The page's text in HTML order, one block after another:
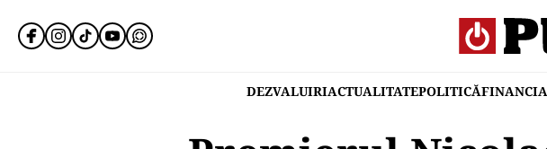
DEZVALUIRIACTUALITATEPOLITICĂ